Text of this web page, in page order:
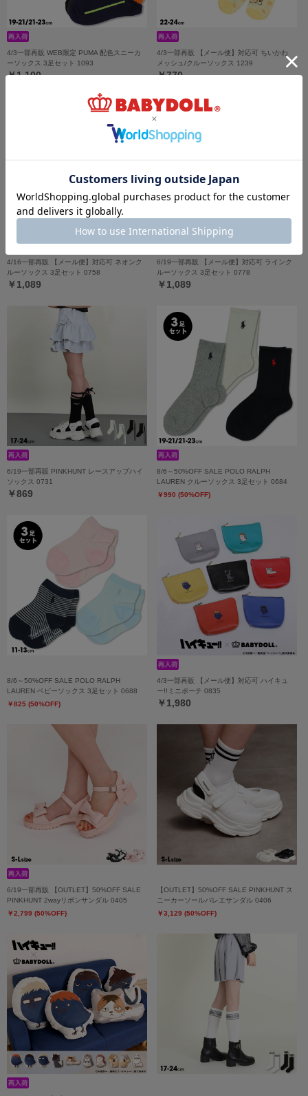
4/3一部再販 WEB限定 PUMA 配色スニーカ
ーソックス 3足セット 1093
￥1,100
4/3一部再販 【メール便】対応可 ちいかわ
メッシュ/クルーソックス 1239
￥770
4/16一部再販 【メール便】対応可 ネオンク
ルーソックス 3足セット 0758
￥1,089
6/19一部再販 【メール便】対応可 ラインク
ルーソックス 3足セット 0778
￥1,089
6/19一部再販 PINKHUNT レースアップハイ
ソックス 0731
￥869
8/6～50%OFF SALE POLO RALPH
LAUREN クルーソックス 3足セット 0684
￥990 (50%OFF)
8/6～50%OFF SALE POLO RALPH
LAUREN ベビーソックス 3足セット 0688
￥825 (50%OFF)
4/3一部再販 【メール便】対応可 ハイキュ
ー!!ミニポーチ 0835
￥1,980
6/19一部再販 【OUTLET】50%OFF SALE
PINKHUNT 2wayリボンサンダル 0405
￥2,799 (50%OFF)
【OUTLET】50%OFF SALE PINKHUNT ス
ニーカーソールバレエサンダル 0406
￥3,129 (50%OFF)